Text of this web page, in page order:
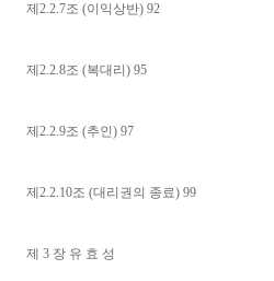
제2.2.7조 (이익상반) 92
제2.2.8조 (복대리) 95
제2.2.9조 (추인) 97
제2.2.10조 (대리권의 종료) 99
제 3 장 유 효 성